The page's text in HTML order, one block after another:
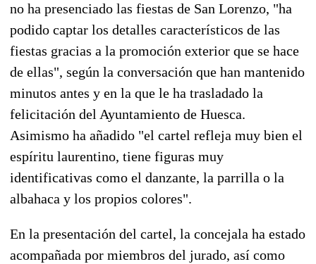
no ha presenciado las fiestas de San Lorenzo, "ha
podido captar los detalles característicos de las
fiestas gracias a la promoción exterior que se hace
de ellas", según la conversación que han mantenido
minutos antes y en la que le ha trasladado la
felicitación del Ayuntamiento de Huesca.
Asimismo ha añadido "el cartel refleja muy bien el
espíritu laurentino, tiene figuras muy
identificativas como el danzante, la parrilla o la
albahaca y los propios colores".
En la presentación del cartel, la concejala ha estado
acompañada por miembros del jurado, así como